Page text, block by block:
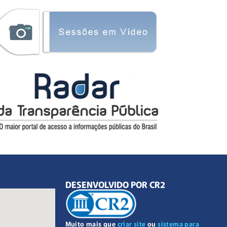
Muito mais que criar site ousistema para
DESENVOLVIDO POR CR2